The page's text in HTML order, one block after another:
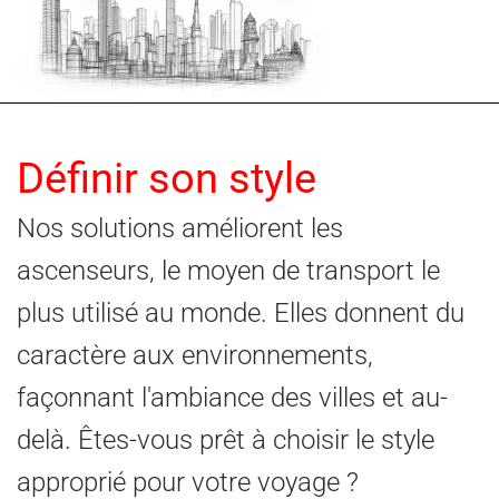
Définir son style
Nos solutions améliorent les
ascenseurs, le moyen de transport le
plus utilisé au monde. Elles donnent du
caractère aux environnements,
façonnant l'ambiance des villes et au-
delà. Êtes-vous prêt à choisir le style
approprié pour votre voyage ?